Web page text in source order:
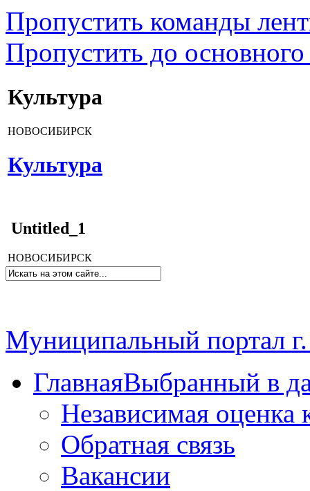
Пропустить команды
Пропустить до основного
Культура
НОВОСИБИРСК
Культура
Untitled_1
НОВОСИБИРСК
Муниципальный портал
ГлавнаяВыбранный в
Независимая оценка
Обратная связь
Вакансии